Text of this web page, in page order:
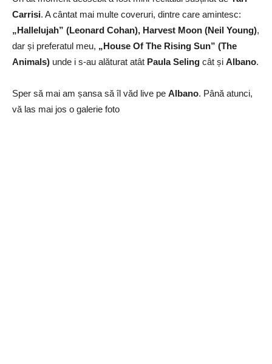
Carrisi. A cântat mai multe coveruri, dintre care amintesc:
„Hallelujah” (Leonard Cohan), Harvest Moon (Neil Young),
dar și preferatul meu, „House Of The Rising Sun” (The
Animals) unde i s-au alăturat atât Paula Seling cât și Albano.
Sper să mai am șansa să îl văd live pe Albano. Până atunci,
vă las mai jos o galerie foto